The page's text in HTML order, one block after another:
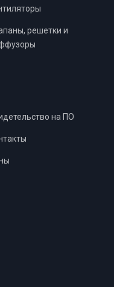
решетки и
на ПО